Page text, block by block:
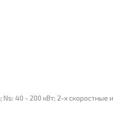
40 - 200 кВт; 2-х скоростные